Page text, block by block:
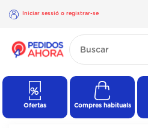
Iniciar sessió o registrar-se
×
Iniciar
registrar-
Ofertas Compres habituals